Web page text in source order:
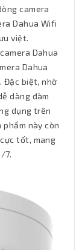
camera
Dahua Wifi
việt.
Dahua
Dahua
Đặc biệt, nhờ
dàng đàm
dụng trên
này còn
tốt, mang
7.